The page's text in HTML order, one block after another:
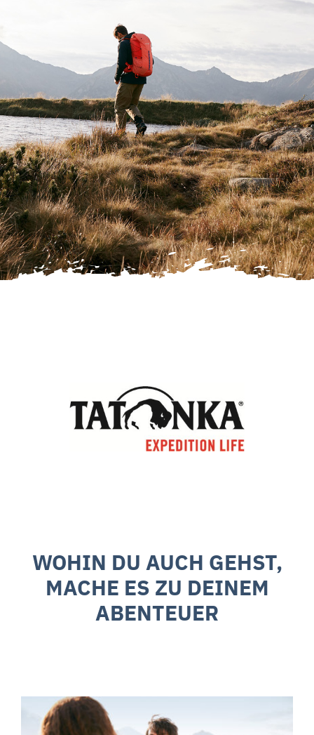
WOHIN DU AUCH GEHST,
MACHE ES ZU DEINEM
ABENTEUER